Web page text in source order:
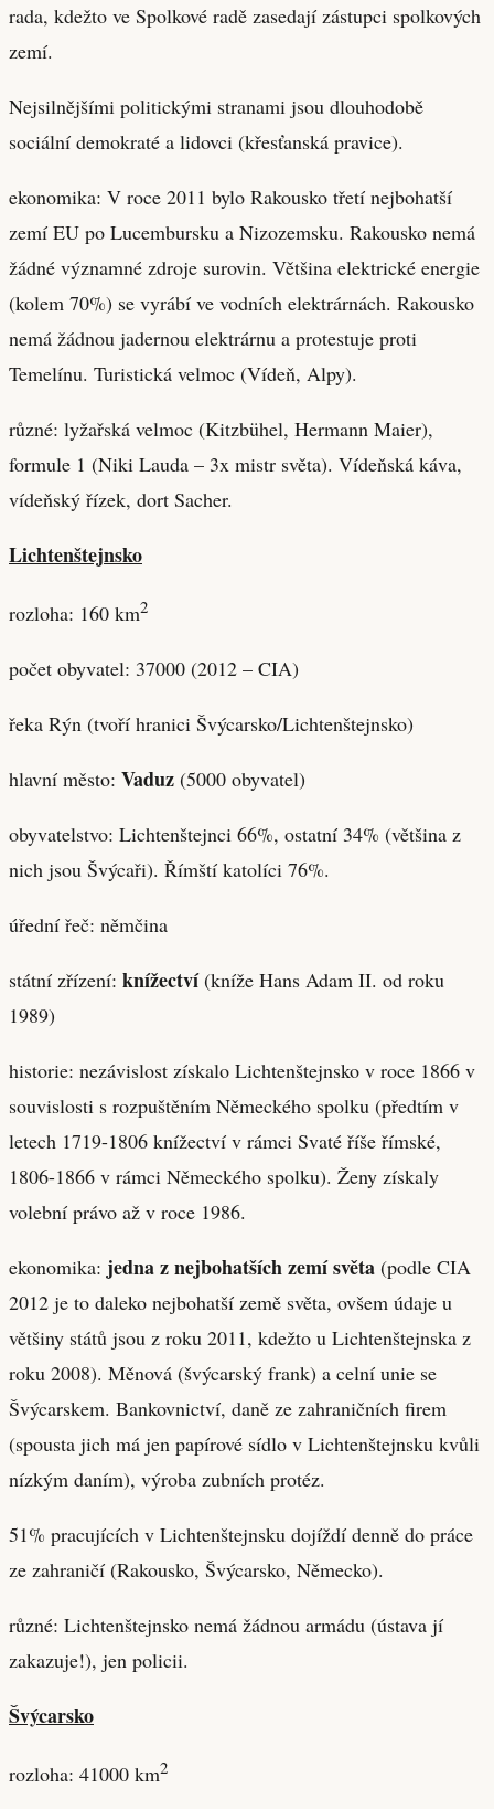
rada, kdežto ve Spolkové radě zasedají zástupci spolkových
zemí.
Nejsilnějšími politickými stranami jsou dlouhodobě
sociální demokraté a lidovci (křesťanská pravice).
ekonomika: V roce 2011 bylo Rakousko třetí nejbohatší
zemí EU po Lucembursku a Nizozemsku. Rakousko nemá
žádné významné zdroje surovin. Většina elektrické energie
(kolem 70%) se vyrábí ve vodních elektrárnách. Rakousko
nemá žádnou jadernou elektrárnu a protestuje proti
Temelínu. Turistická velmoc (Vídeň, Alpy).
různé: lyžařská velmoc (Kitzbühel, Hermann Maier),
formule 1 (Niki Lauda – 3x mistr světa). Vídeňská káva,
vídeňský řízek, dort Sacher.
Lichtenštejnsko
rozloha: 160 km2
počet obyvatel: 37000 (2012 – CIA)
řeka Rýn (tvoří hranici Švýcarsko/Lichtenštejnsko)
hlavní město: Vaduz (5000 obyvatel)
obyvatelstvo: Lichtenštejnci 66%, ostatní 34% (většina z
nich jsou Švýcaři). Římští katolíci 76%.
úřední řeč: němčina
státní zřízení: knížectví(kníže Hans Adam II. od roku
1989)
historie: nezávislost získalo Lichtenštejnsko v roce 1866 v
souvislosti s rozpuštěním Německého spolku (předtím v
letech 1719-1806 knížectví v rámci Svaté říše římské,
1806-1866 v rámci Německého spolku). Ženy získaly
volební právo až v roce 1986.
ekonomika: jedna z nejbohatších zemí světa (podle CIA
2012 je to daleko nejbohatší země světa, ovšem údaje u
většiny států jsou z roku 2011, kdežto u Lichtenštejnska z
roku 2008). Měnová (švýcarský frank) a celní unie se
Švýcarskem. Bankovnictví, daně ze zahraničních firem
(spousta jich má jen papírové sídlo v Lichtenštejnsku kvůli
nízkým daním), výroba zubních protéz.
51% pracujících v Lichtenštejnsku dojíždí denně do práce
ze zahraničí (Rakousko, Švýcarsko, Německo).
různé: Lichtenštejnsko nemá žádnou armádu (ústava jí
zakazuje!), jen policii.
Švýcarsko
rozloha: 41000 km2